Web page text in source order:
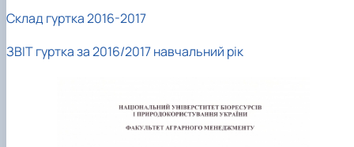
Склад гуртка 2016-2017
ЗВІТ гуртка за 2016/2017 навчальний рік